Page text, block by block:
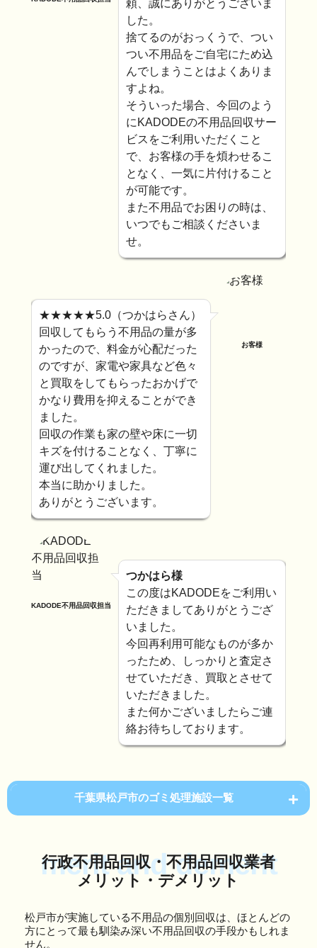
頼、誠にありがとうございま
した。
捨てるのがおっくうで、つい
つい不用品をご自宅にため込
んでしまうことはよくありま
すよね。
そういった場合、今回のよう
にKADODEの不用品回収サー
ビスをご利用いただくこと
で、お客様の手を煩わせるこ
となく、一気に片付けること
が可能です。
また不用品でお困りの時は、
いつでもご相談くださいま
せ。
★★★★★5.0（つかはらさん）
回収してもらう不用品の量が多
かったので、料金が心配だった
のですが、家電や家具など色々
と買取をしてもらったおかげで
かなり費用を抑えることができ
ました。
回収の作業も家の壁や床に一切
キズを付けることなく、丁寧に
運び出してくれました。
本当に助かりました。
ありがとうございます。
お客様
KADODE不用品回収担当
つかはら様
この度はKADODEをご利用い
ただきましてありがとうござ
いました。
今回再利用可能なものが多か
ったため、しっかりと査定さ
せていただき、買取とさせて
いただきました。
また何かございましたらご連
絡お待ちしております。
千葉県松戸市のゴミ処理施設一覧
merit and demerit
行政不用品回収・不用品回収業者
メリット・デメリット
松戸市が実施している不用品の個別回収は、ほとんどの
方にとって最も馴染み深い不用品回収の手段かもしれま
せん。